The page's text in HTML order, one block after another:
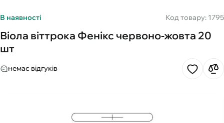
В наявності Код товару: 1795
Віола віттрока Фенікс червоно-жовта 20
шт
немає відгуків